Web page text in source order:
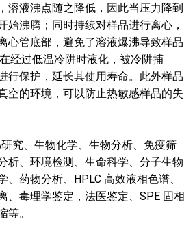
溶液沸点随之降低，因此当压力降到
始沸腾；同时持续对样品进行离心，
心管底部，避免了溶液爆沸导致样品
经过低温冷阱时液化，被冷阱捕
行保护，延长其使用寿命。此外样品
空的环境，可以防止热敏感样品的失
究、生物化学、生物分析、免疫筛
析、环境检测、生命科学、分子生物
、药物分析、HPLC 高效液相色谱、
、毒理学鉴定，法医鉴定、SPE 固相
等。